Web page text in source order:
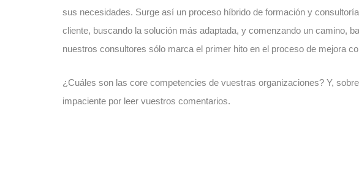
sus necesidades. Surge así un proceso híbrido de formación y
cliente, buscando la solución más adaptada, y comenzando un camino,
nuestros consultores sólo marca el primer hito en el proceso de mejora
¿Cuáles son las core competencies de vuestras organizaciones? Y,
impaciente por leer vuestros comentarios.